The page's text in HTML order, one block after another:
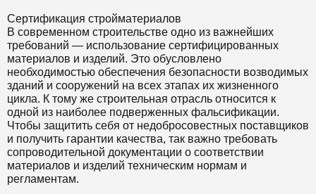
Сертификация стройматериалов
В современном строительстве одно из важнейших
требований — использование сертифицированных
материалов и изделий. Это обусловлено
необходимостью обеспечения безопасности возводимых
зданий и сооружений на всех этапах их жизненного
цикла. К тому же строительная отрасль относится к
одной из наиболее подверженных фальсификации.
Чтобы защитить себя от недобросовестных поставщиков
и получить гарантии качества, так важно требовать
сопроводительной документации о соответствии
материалов и изделий техническим нормам и
регламентам.